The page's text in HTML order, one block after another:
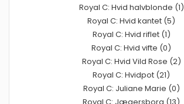
Royal C: Hvid halvblonde (1)
Royal C: Hvid kantet (5)
Royal C: Hvid riflet (1)
Royal C: Hvid vifte (0)
Royal C: Hvid Vild Rose (2)
Royal C: Hvidpot (21)
Royal C: Juliane Marie (0)
Royal C: Jægersborg (13)